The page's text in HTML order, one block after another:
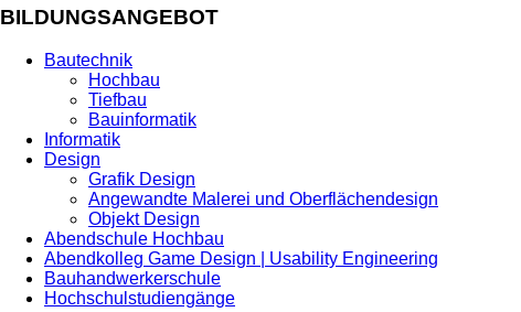
BILDUNGSANGEBOT
Bautechnik
Hochbau
Tiefbau
Bauinformatik
Informatik
Design
Grafik Design
Angewandte Malerei und Oberflächendesign
Objekt Design
Abendschule Hochbau
Abendkolleg Game Design | Usability Engineering
Bauhandwerkerschule
Hochschulstudiengänge